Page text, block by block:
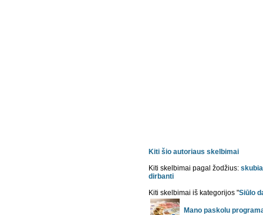
Kiti šio autoriaus skelbimai
Kiti skelbimai pagal žodžius:
dirbanti
Kiti skelbimai iš kategorijos "Siūlo
Mano paskolu